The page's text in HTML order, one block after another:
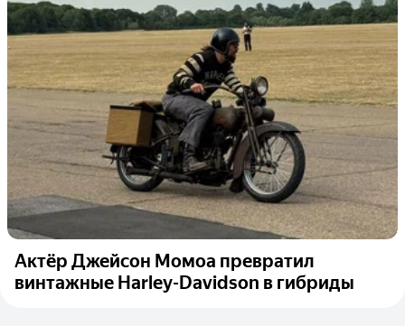
Актёр Джейсон Момоа превратил
винтажные Harley-Davidson в гибриды